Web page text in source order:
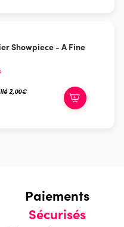
Showpiece - A Fine
2,00€
Paiements
Sécurisés